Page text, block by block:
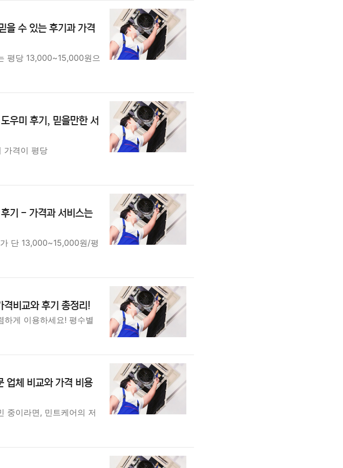
을 수 있는 후기과 가격
평당 13,000~15,000원으
우미 후기, 믿을만한 서
가격이 평당
기 - 가격과 서비스는
단 13,000~15,000원/평
격비교와 후기 총정리!
게 이용하세요! 평수별
업체 비교와 가격 비용
중이라면, 민트케어의 저